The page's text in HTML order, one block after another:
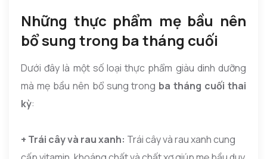
Những thực phẩm mẹ bầu nên
bổ sung trong ba tháng cuối
Dưới đây là một số loại thực phẩm giàu dinh dưỡng
mà mẹ bầu nên bổ sung trong ba tháng cuối thai
kỳ:
+ Trái cây và rau xanh: Trái cây và rau xanh cung